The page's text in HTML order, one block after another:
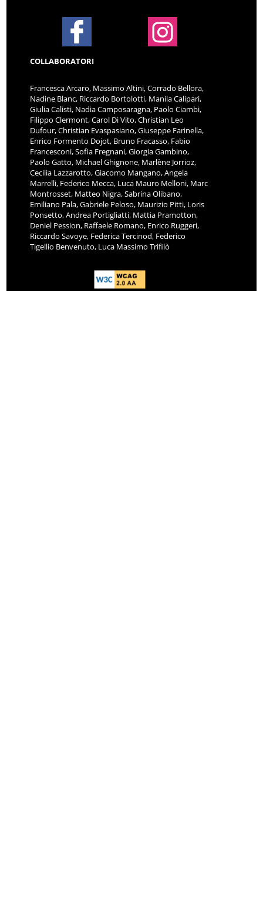
COLLABORATORI
Francesca Arcaro, Massimo Altini, Corrado Bellora,
Nadine Blanc, Riccardo Bortolotti, Manila Calipari,
Giulia Calisti, Nadia Camposaragna, Paolo Ciambi,
Filippo Clermont, Carol Di Vito, Christian Leo
Dufour, Christian Evaspasiano, Giuseppe Farinella,
Enrico Formento Dojot, Bruno Fracasso, Fabio
Francesconi, Sofia Fregnani, Giorgia Gambino,
Paolo Gatto, Michael Ghignone, Marlène Jorrioz,
Cecilia Lazzarotto, Giacomo Mangano, Angela
Marrelli, Federico Mecca, Luca Mauro Melloni, Marc
Montrosset, Matteo Nigra, Sabrina Olibano,
Emiliano Pala, Gabriele Peloso, Maurizio Pitti, Loris
Ponsetto, Andrea Portigliatti, Mattia Pramotton,
Deniel Pession, Raffaele Romano, Enrico Ruggeri,
Riccardo Savoye, Federica Tercinod, Federico
Tigellio Benvenuto, Luca Massimo Trifilò